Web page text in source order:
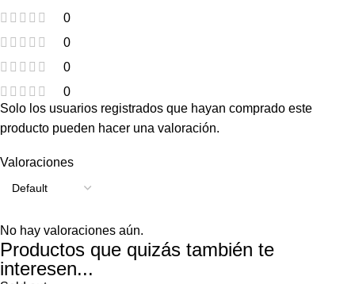
0
0
0
0
Valoraciones
No hay valoraciones aún.
Solo los usuarios registrados que hayan comprado este
producto pueden hacer una valoración.
Productos que quizás también te
interesen...